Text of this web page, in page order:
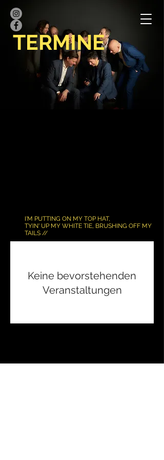
TERMINE
I'M PUTTING ON MY TOP HAT,
TYIN' UP MY WHITE TIE, BRUSHING OFF MY
TAILS //
Keine bevorstehenden
Veranstaltungen